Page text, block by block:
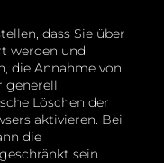
dass Sie über
werden und
die Annahme von
generell
Löschen der
aktivieren. Bei
die
sein.